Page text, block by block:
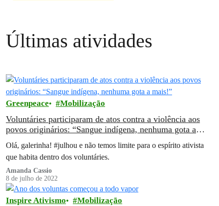
Últimas atividades
Greenpeace Mobilização
Voluntáries participaram de atos contra a violência aos
povos originários: “Sangue indígena, nenhuma gota a
mais!”
Olá, galerinha! #julhou e não temos limite para o espírito ativista
que habita dentro dos voluntáries.
Amanda Cassio
8 de julho de 2022
Inspire Ativismo Mobilização